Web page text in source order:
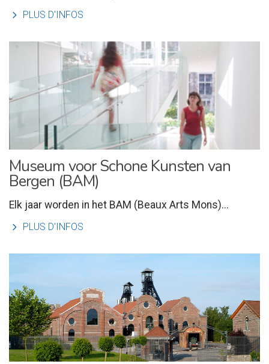
l PLUS D'INFOS
Museum voor Schone Kunsten van
Bergen (BAM)
Elk jaar worden in het BAM (Beaux Arts Mons)...
l PLUS D'INFOS